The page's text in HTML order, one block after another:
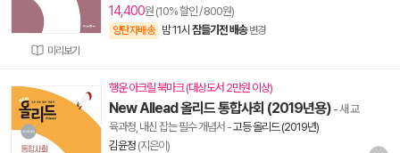
미리보기
14,400원 (10% 할인 / 800원)
양탄자배송 밤 11시 잠들기전 배송 변경
행운 아크릴 북마크 (대상도서 2만원 이상)
New Allead 올리드 통합사회 (2019년용) - 새 교
육과정, 내신 잡는 필수 개념서 -고등 올리드 (2019년)
김윤정 (지은이)